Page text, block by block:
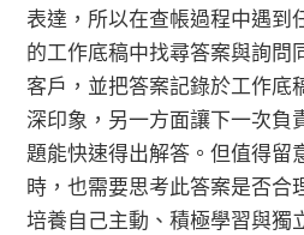
表達，所以在查帳過程中遇到
的工作底稿中找尋答案與詢問
客戶，並把答案記錄於工作底
深印象，另一方面讓下一次負
題能快速得出解答。但值得留
時，也需要思考此答案是否合
培養自己主動、積極學習與獨